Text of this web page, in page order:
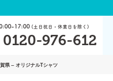
17:00 (土日祝日・休業日を除く)
0120-976-612
県 – オリジナルTシャツ